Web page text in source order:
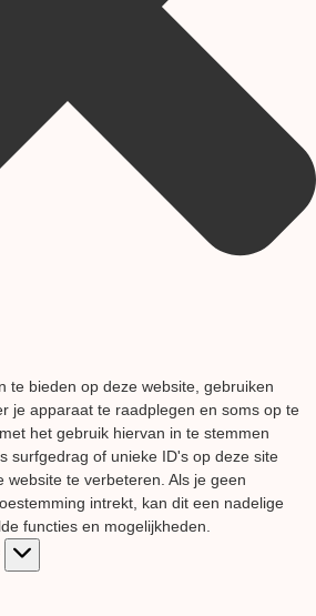
te bieden op deze website, gebruiken
je apparaat te raadplegen en soms op te
het gebruik hiervan in te stemmen
surfgedrag of unieke ID's op deze site
website te verbeteren. Als je geen
intrekt, kan dit een nadelige
functies en mogelijkheden.